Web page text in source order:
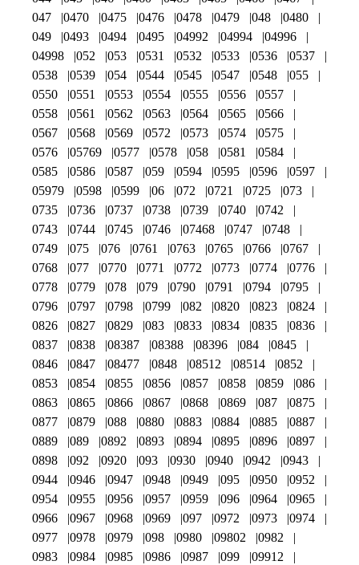
047
0470 0475 0476 0478 0479 048
0480
049
0493 0494 0495 04992 04994
04996
04998
052 053 0531 0532 0533 0536
0537
0538
0539 054 0544 0545 0547 0548
055
0550
0551 0553 0554 0555 0556
0557
0558
0561 0562 0563 0564 0565
0566
0567
0568 0569 0572 0573 0574
0575
0576
05769 0577 0578 058 0581
0584
0585
0586 0587 059 0594 0595 0596
0597
05979
0598 0599 06 072 0721 0725
073
0735
0736 0737 0738 0739 0740
0742
0743
0744 0745 0746 07468 0747
0748
0749
075 076 0761 0763 0765 0766
0767
0768
077 0770 0771 0772 0773 0774
0776
0778
0779 078 079 0790 0791 0794
0795
0796
0797 0798 0799 082 0820 0823
0824
0826
0827 0829 083 0833 0834 0835
0836
0837
0838 08387 08388 08396 084
0845
0846
0847 08477 0848 08512 08514
0852
0853
0854 0855 0856 0857 0858 0859
086
0863
0865 0866 0867 0868 0869 087
0875
0877
0879 088 0880 0883 0884 0885
0887
0889
089 0892 0893 0894 0895 0896
0897
0898
092 0920 093 0930 0940 0942
0943
0944
0946 0947 0948 0949 095 0950
0952
0954
0955 0956 0957 0959 096 0964
0965
0966
0967 0968 0969 097 0972 0973
0974
0977
0978 0979 098 0980 09802
0982
0983
0984 0985 0986 0987 099
09912